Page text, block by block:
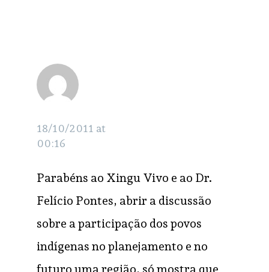
18/10/2011 at
00:16
Parabéns ao Xingu Vivo e ao Dr.
Felício Pontes, abrir a discussão
sobre a participação dos povos
indígenas no planejamento e no
futuro uma região, só mostra que